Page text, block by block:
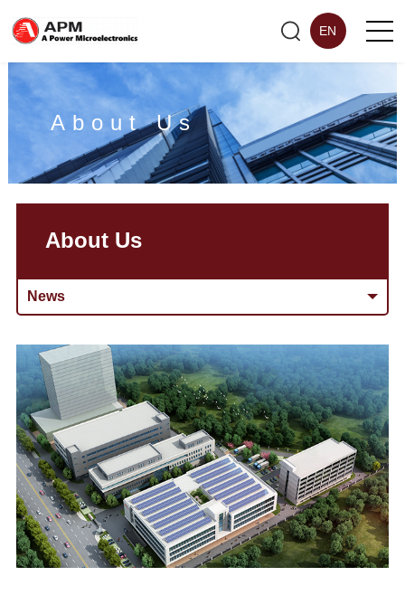
EN
About Us
About Us
News